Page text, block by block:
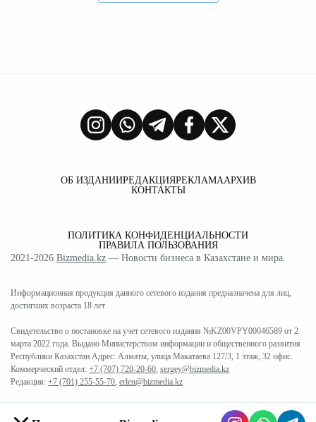
ОБ ИЗДАНИИРЕДАКЦИЯРЕКЛАМААРХИВ
КОНТАКТЫ
ПОЛИТИКА КОНФИДЕНЦИАЛЬНОСТИ
ПРАВИЛА ПОЛЬЗОВАНИЯ
2021-2026 Bizmedia.kz — Новости бизнеса в Казахстане и мира.
Информационная продукция данного сетевого издания предназначена для лиц,
достигших возраста 18 лет
Свидетельство о постановке на учет сетевого издания №KZ00VPY00046589 от 2
марта 2022 года. Выдано Министерством информации и общественного развития
Республики Казахстан Адрес: Алматы, улица Макатаева 127/3, 1 этаж, 32 офис.
Коммерческий отдел: +7 (707) 720-20-60, sergey@bizmedia.kz
Редакция: +7 (701) 255-55-70, erlen@bizmedia.kz